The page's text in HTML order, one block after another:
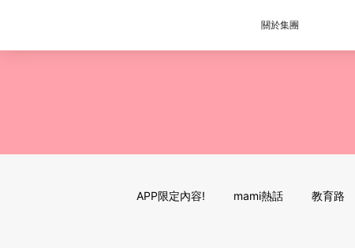
關於集團
APP限定內容! mami熱話 教育路